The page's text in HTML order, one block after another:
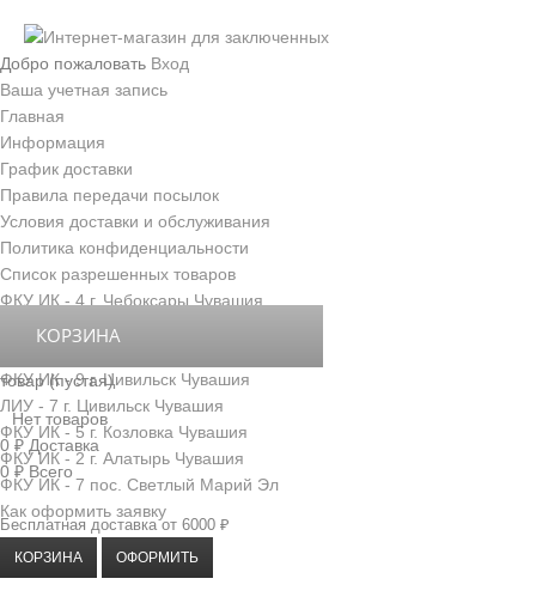
Добро пожаловать Вход
Ваша учетная запись
Главная
Информация
График доставки
Правила передачи посылок
Условия доставки и обслуживания
Политика конфиденциальности
Список разрешенных товаров
ФКУ ИК - 4 г. Чебоксары Чувашия
ФКУ ИК - 3 г. Новочебоксарск Чувашия
ФКУ ИК - 9 г. Цивильск Чувашия
ЛИУ - 7 г. Цивильск Чувашия
ФКУ ИК - 5 г. Козловка Чувашия
ФКУ ИК - 2 г. Алатырь Чувашия
ФКУ ИК - 7 пос. Светлый Марий Эл
Как оформить заявку
КОРЗИНА
товар (пустая)
Нет товаров
0 ₽ Доставка
0 ₽ Всего
Бесплатная доставка от 6000 ₽
КОРЗИНА ОФОРМИТЬ